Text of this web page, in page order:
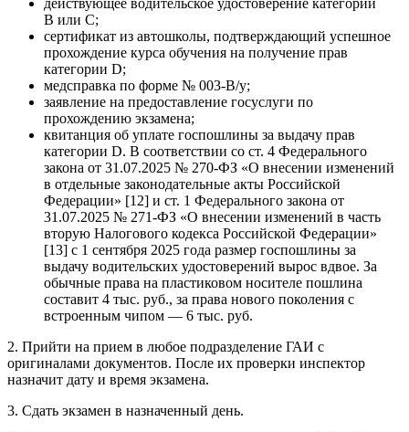
В или С;
сертификат из автошколы, подтверждающий успешное
прохождение курса обучения на получение прав
категории D;
медсправка по форме № 003-В/у;
заявление на предоставление госуслуги по
прохождению экзамена;
квитанция об уплате госпошлины за выдачу прав
категории D. В соответствии со ст. 4 Федерального
закона от 31.07.2025 № 270-ФЗ «О внесении изменений
в отдельные законодательные акты Российской
Федерации» [12] и ст. 1 Федерального закона от
31.07.2025 № 271-ФЗ «О внесении изменений в часть
вторую Налогового кодекса Российской Федерации»
[13] с 1 сентября 2025 года размер госпошлины за
выдачу водительских удостоверений вырос вдвое. За
обычные права на пластиковом носителе пошлина
составит 4 тыс. руб., за права нового поколения с
встроенным чипом — 6 тыс. руб.
2. Прийти на прием в любое подразделение ГАИ с
оригиналами документов. После их проверки инспектор
назначит дату и время экзамена.
3. Сдать экзамен в назначенный день.